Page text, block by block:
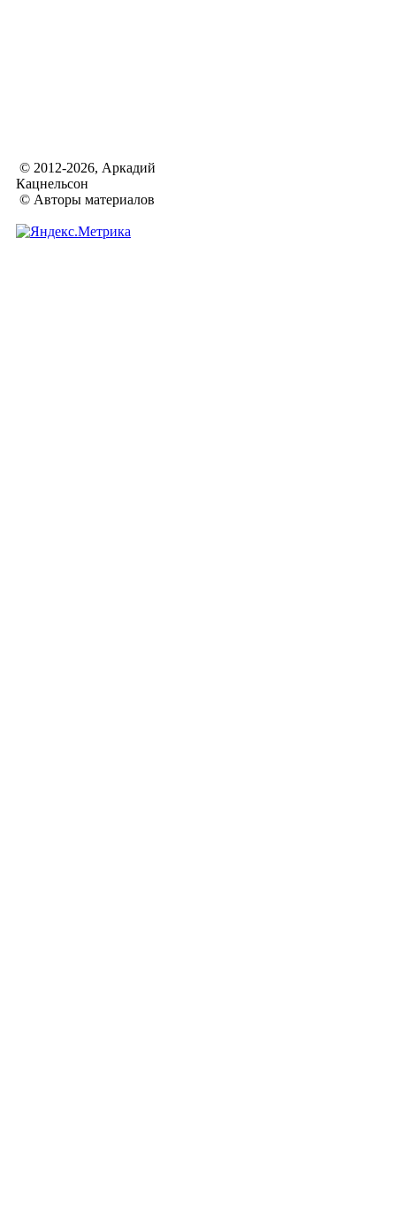
© 2012-2026, Аркадий
Кацнельсон
© Авторы материалов